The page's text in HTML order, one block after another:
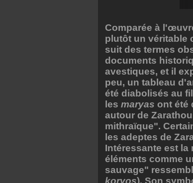
Comparée à
plutôt un véritable
suit des termes
documents
avestiques, et il
peu, un tableau
été diabolisés au
les maryas ont été
autour de
mithraïque".
les adeptes de
Intéressante est
éléments comme
sauvage"
koryos). Son